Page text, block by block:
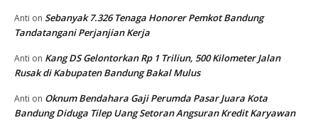
Anti on Sebanyak 7.326 Tenaga Honorer Pemkot Bandung
Tandatangani Perjanjian Kerja
Anti on Kang DS Gelontorkan Rp 1 Triliun, 500 Kilometer Jalan
Rusak di Kabupaten Bandung Bakal Mulus
Anti on Oknum Bendahara Gaji Perumda Pasar Juara Kota
Bandung Diduga Tilep Uang Setoran Angsuran Kredit Karyawan